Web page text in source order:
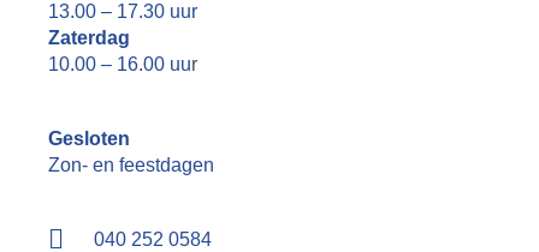
13.00 – 17.30 uur
Zaterdag
10.00 – 16.00 uur
Gesloten
Zon- en feestdagen
040 252 0584